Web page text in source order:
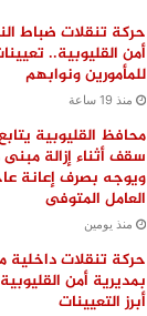
حركة تنقلات ضباط
أمن القليوبية..
للمأمورين ونوابهم
منذ 19 ساعة
محافظ القليوبية
سقف أثناء إزالة
ويوجه بصرف إعانة
العامل المتوفى
منذ يومين
حركة تنقلات داخلية
بمديرية أمن
أبرز التعيينات